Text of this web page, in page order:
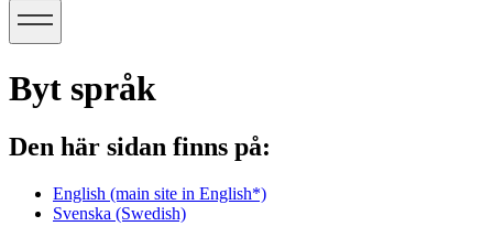
Byt språk
Den här sidan finns på:
English (main site in English*)
Svenska (Swedish)